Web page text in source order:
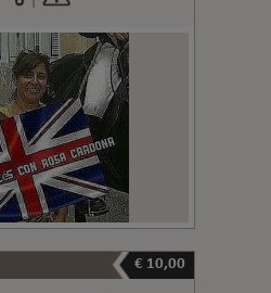
€ 10,00